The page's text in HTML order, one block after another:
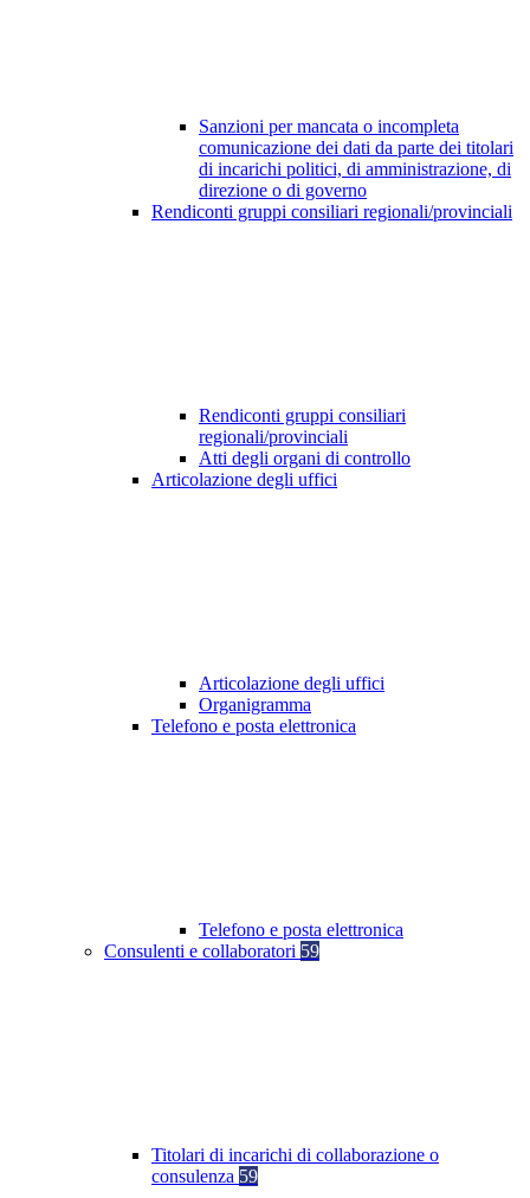
Sanzioni per mancata o incompleta
comunicazione dei dati da parte dei titolari
di incarichi politici, di amministrazione, di
direzione o di governo
Rendiconti gruppi consiliari regionali/provinciali
Rendiconti gruppi consiliari
regionali/provinciali
Atti degli organi di controllo
Articolazione degli uffici
Articolazione degli uffici
Organigramma
Telefono e posta elettronica
Telefono e posta elettronica
Consulenti e collaboratori 59
Titolari di incarichi di collaborazione o
consulenza 59